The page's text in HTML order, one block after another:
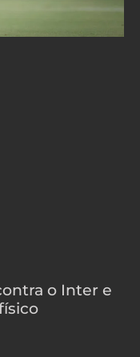
o Inter e